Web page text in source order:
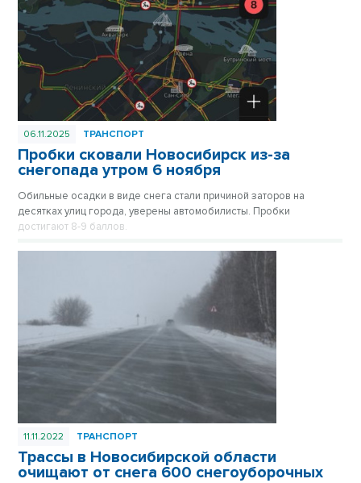
06.11.2025 ТРАНСПОРТ
Пробки сковали Новосибирск из-за
снегопада утром 6 ноября
Обильные осадки в виде снега стали причиной заторов на
десятках улиц города, уверены автомобилисты. Пробки
достигают 8-9 баллов.
11.11.2022 ТРАНСПОРТ
Трассы в Новосибирской области
очищают от снега 600 снегоуборочных